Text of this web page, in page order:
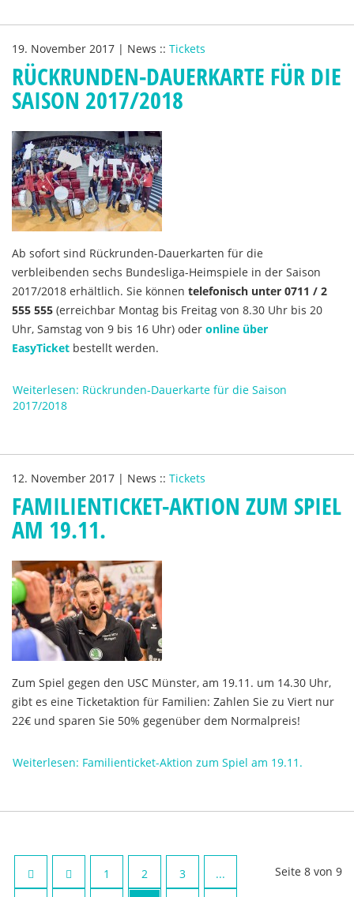
19. November 2017 | News :: Tickets
RÜCKRUNDEN-DAUERKARTE FÜR DIE
SAISON 2017/2018
Ab sofort sind Rückrunden-Dauerkarten für die
verbleibenden sechs Bundesliga-Heimspiele in der Saison
2017/2018 erhältlich. Sie können telefonisch unter 0711 / 2
555 555 (erreichbar Montag bis Freitag von 8.30 Uhr bis 20
Uhr, Samstag von 9 bis 16 Uhr) oder online über
EasyTicket bestellt werden.
Weiterlesen: Rückrunden-Dauerkarte für die Saison
2017/2018
12. November 2017 | News :: Tickets
FAMILIENTICKET-AKTION ZUM SPIEL
AM 19.11.
Zum Spiel gegen den USC Münster, am 19.11. um 14.30 Uhr,
gibt es eine Ticketaktion für Familien: Zahlen Sie zu Viert nur
22€ und sparen Sie 50% gegenüber dem Normalpreis!
Weiterlesen: Familienticket-Aktion zum Spiel am 19.11.
Seite 8 von 9
1 2 3 ...